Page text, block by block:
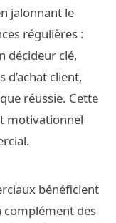
jalonnant le
régulières :
décideur clé,
d’achat client,
réussie. Cette
motivationnel
bénéficient
complément des